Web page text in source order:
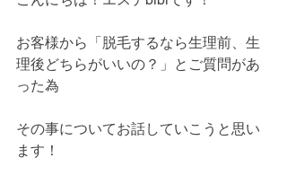
お客様から「脱毛するなら生理前、生
理後どちらがいいの？」とご質問があ
った為
その事についてお話していこうと思い
ます！